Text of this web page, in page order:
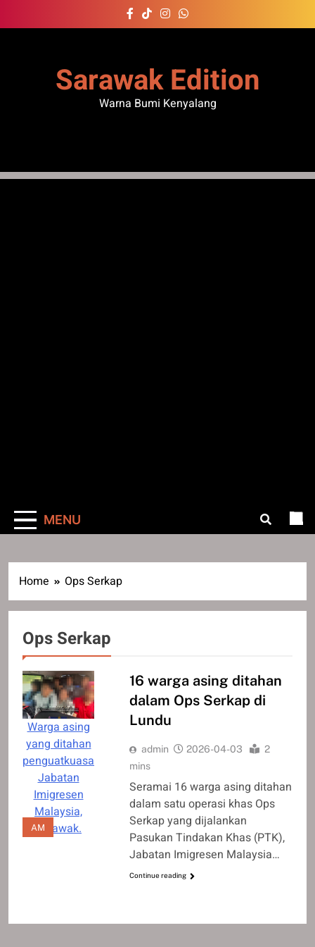
to
Sarawak Edition
Warna Bumi Kenyalang
MENU
Home Ops Serkap
Ops Serkap
Warga asing
yang ditahan
penguatkuasa
Jabatan
Imigresen
Malaysia,
Sarawak.
AM
16 warga asing ditahan
dalam Ops Serkap di
Lundu
admin 2026-04-03
2
mins
Seramai 16 warga asing ditahan
dalam satu operasi khas Ops
Serkap yang dijalankan
Pasukan Tindakan Khas (PTK),
Jabatan Imigresen Malaysia…
Continue reading